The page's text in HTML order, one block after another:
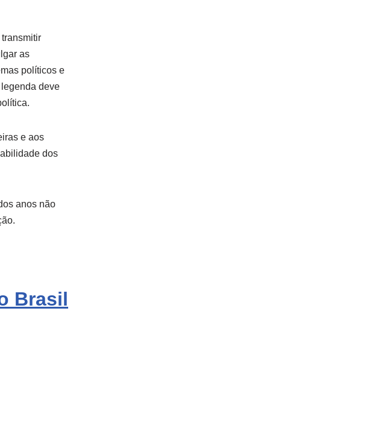
as
políticos e
deve
e aos
dos
anos não
Brasil